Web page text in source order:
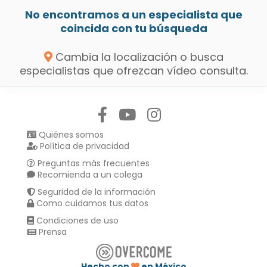
No encontramos a un especialista que
coincida con tu búsqueda
Cambia la localización o busca
especialistas que ofrezcan vídeo consulta.
Quiénes somos
Política de privacidad
Preguntas más frecuentes
Recomienda a un colega
Seguridad de la información
Como cuidamos tus datos
Condiciones de uso
Prensa